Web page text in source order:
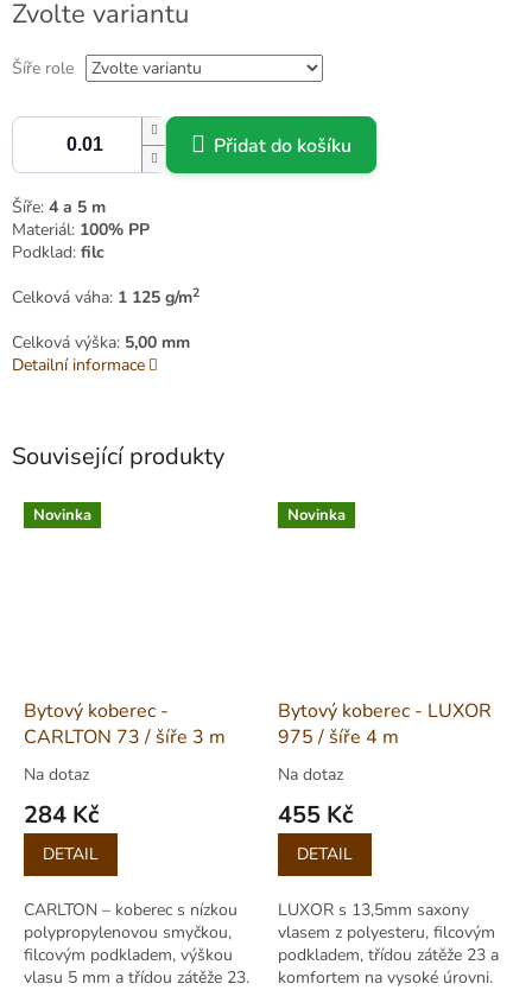
cena:
Zvolte variantu
Šíře role
Přidat do košíku
Šíře: 4 a 5 m
Materiál: 100% PP
Podklad: filc
Celková váha: 1 125 g/m2
Celková výška: 5,00 mm
Detailní informace
Související produkty
Novinka
Bytový koberec -
CARLTON 73 / šíře 3 m
Na dotaz
284 Kč
Měrná
cena:
DETAIL
CARLTON – koberec s nízkou
polypropylenovou smyčkou,
filcovým podkladem, výškou
vlasu 5 mm a třídou zátěže 23.
Novinka
Bytový koberec - LUXOR
975 / šíře 4 m
Na dotaz
455 Kč
Měrná
cena:
DETAIL
LUXOR s 13,5mm saxony
vlasem z polyesteru, filcovým
podkladem, třídou zátěže 23 a
komfortem na vysoké úrovni.